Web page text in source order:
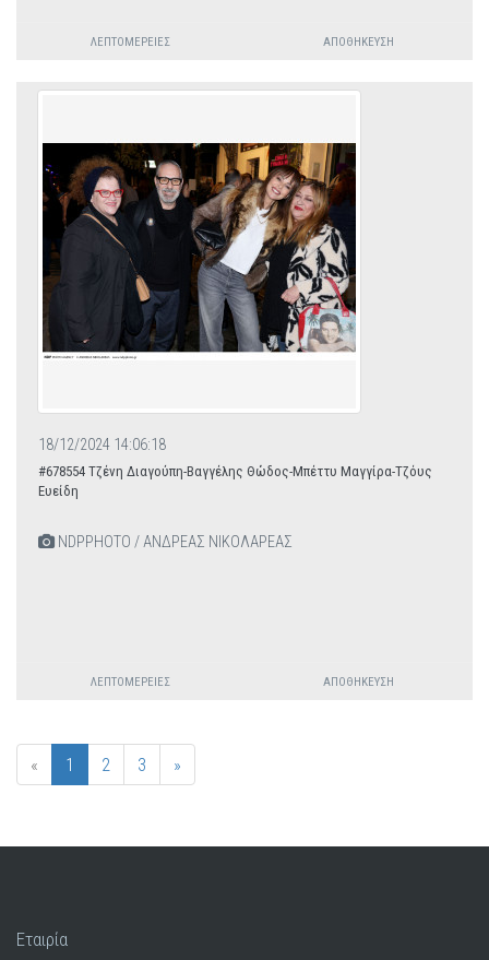
ΛΕΠΤΟΜΈΡΕΙΕΣ ΑΠΟΘΉΚΕΥΣΗ
18/12/2024 14:06:18
#678554 Τζένη Διαγούπη-Βαγγέλης Θώδος-Μπέττυ Μαγγίρα-Τζόυς
Ευείδη
NDPPHOTO / ΑΝΔΡΕΑΣ ΝΙΚΟΛΑΡΕΑΣ
ΛΕΠΤΟΜΈΡΕΙΕΣ ΑΠΟΘΉΚΕΥΣΗ
« 1 2 3 »
Εταιρία